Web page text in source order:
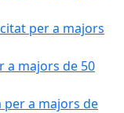
per a majors
a majors de 50
per a majors de